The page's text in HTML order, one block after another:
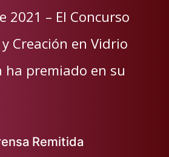
2021 – El Concurso
Creación en Vidrio
ha premiado en su
Remitida